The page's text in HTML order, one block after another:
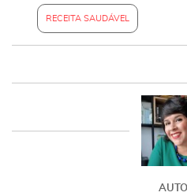
RECEITA SAUDÁVEL